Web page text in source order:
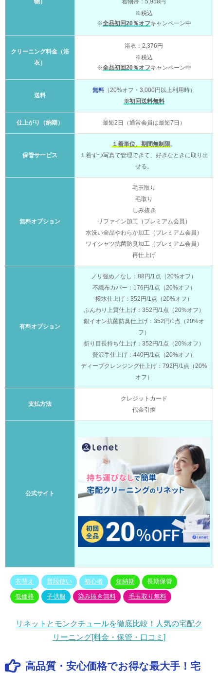
物）
着物帯：5,958円
※税込
※全品初回20％オフキャンペーン中
クリーニング料金（浴
衣）
浴衣：2,376円
※税込
※全品初回20％オフキャンペーン中
送料
無料（20%オフ・3,000円以上利用時）
※初回送料無料
仕上がり（納期） 最短2日（通常会員は最短7日）
保管サービス
１着単位、期間無制限。
１着ずつ写真で管理できて、好きなときに取り出
せる。
無料オプション
毛玉取り
毛取り
しみ抜き
リファイン加工（プレミアム会員）
水洗い全品やわらか加工（プレミアム会員）
ワイシャツ抗菌防臭加工（プレミアム会員）
再仕上げ
有料オプション
ノリ強め／なし：88円/1点（20%オフ）
不織布カバー：176円/1点（20%オフ）
撥水仕上げ：352円/1点（20%オフ）
ふんわり上質仕上げ：352円/1点（20%オフ）
銀イオン抗菌防臭仕上げ：352円/1点（20%オ
フ）
折り目長持ち仕上げ：352円/1点（20%オフ）
贅沢手仕上げ：440円/1点（20%オフ）
ディープクレンジング仕上げ：792円/1点（20%
オフ）
支払方法
クレジットカード
代金引換
公式サイト
衣替え 普段使い 初心者 短納期 長期保管
低価格 子供服 染み抜き無料 毛玉取り無料
リネットとモンクチュールを徹底比較！人気の宅配ク
リーニング[料金・保管・口コミ]
高品質・安心価格でお得な最大手！宅